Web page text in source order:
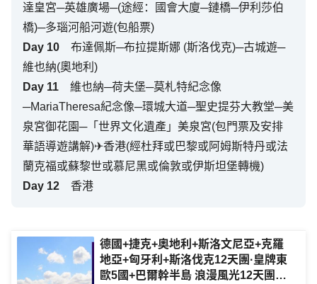
達皇宮─英雄廣場─(途經：國會大廈─鏈橋─伊利莎伯
橋)─多瑙河船河遊(包船票)
Day 10
布達佩斯─布拉提斯娜 (斯洛伐克)─古城遊─
維也納(奧地利)
Day 11
維也納─荷夫堡─莫札特紀念像
─MariaTheresa紀念像─環城大道─聖史提芬大教堂─美
泉宮御花園─「世界文化遺產」美泉宮(包門票及安排
華語導遊講解)✈香港(經杜拜或巴黎或阿姆斯特丹或法
蘭克福或蘇黎世或慕尼黑或倫敦或伊斯坦堡轉機)
Day 12 香港
德國+捷克+奧地利+斯洛文尼亞+克羅
地亞+匈牙利+斯洛伐克12天團·皇牌東
歐5國+巴爾幹半島 浪漫風光12天團